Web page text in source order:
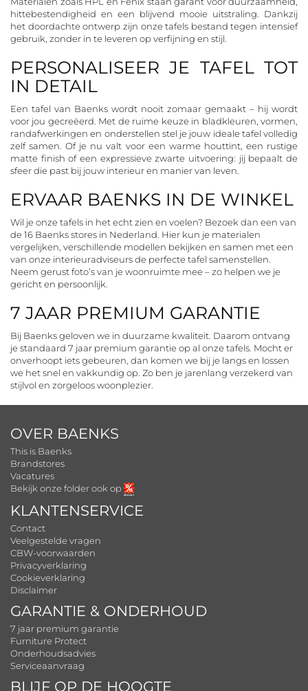
hittebestendigheid en een blijvend mooie uitstraling. Dankzij
het doordachte ontwerp zijn onze tafels bestand tegen intensief
gebruik, zonder in te leveren op verfijning en stijl.
PERSONALISEER JE TAFEL TOT
IN DETAIL
Een tafel van Baenks wordt nooit zomaar gemaakt – hij wordt
voor jou gecreëerd. Met de ruime keuze in bladkleuren, vormen,
randafwerkingen en onderstellen stel je jouw ideale tafel volledig
zelf samen. Of je nu valt voor een warme houttint, een rustige
matte finish of een expressieve zwarte uitvoering: jij bepaalt de
sfeer die past bij jouw interieur en manier van leven.
ERVAAR BAENKS IN DE WINKEL
Wil je onze tafels in het echt zien en voelen? Bezoek dan een van
de 16 Baenks stores in Nederland. Hier kun je materialen
vergelijken, verschillende modellen bekijken en samen met een
van onze interieuradviseurs de perfecte tafel samenstellen.
Neem gerust foto’s van je woonruimte mee – zo helpen we je
gericht en persoonlijk.
7 JAAR PREMIUM GARANTIE
Bij Baenks geloven we in duurzame kwaliteit. Daarom ontvang
je standaard 7 jaar premium garantie op al onze tafels. Mocht er
onverhoopt iets gebeuren, dan komen we bij je langs en lossen
we het snel en vakkundig op. Zo ben je jarenlang verzekerd van
stijlvol en zorgeloos woonplezier.
OVER BAENKS
This is Baenks
Brandstores
Vacatures
Bekijk onze folder ook op
KLANTENSERVICE
Contact
Veelgestelde vragen
CBW-voorwaarden
Privacyverklaring
Cookieverklaring
Disclaimer
GARANTIE & ONDERHOUD
7 jaar premium garantie
Furniture Protect
Onderhoudsadvies
Serviceaanvraag
BLIJF OP DE HOOGTE